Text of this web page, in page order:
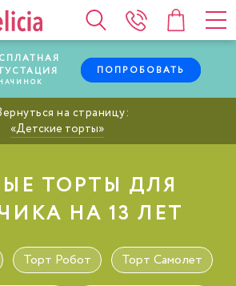
ПОПРОБОВАТЬ
Детские торты
ТОРТЫ ДЛЯ
НА 13 ЛЕТ
Торт Робот Торт Самолет